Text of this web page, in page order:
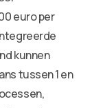
euro per
kunnen
tussen 1 en